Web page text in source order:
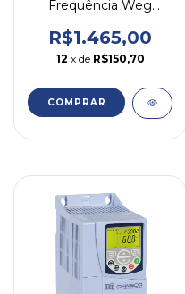
Frequência Weg
220v Monofásico
R$1.465,00
12 x de R$150,70
COMPRAR